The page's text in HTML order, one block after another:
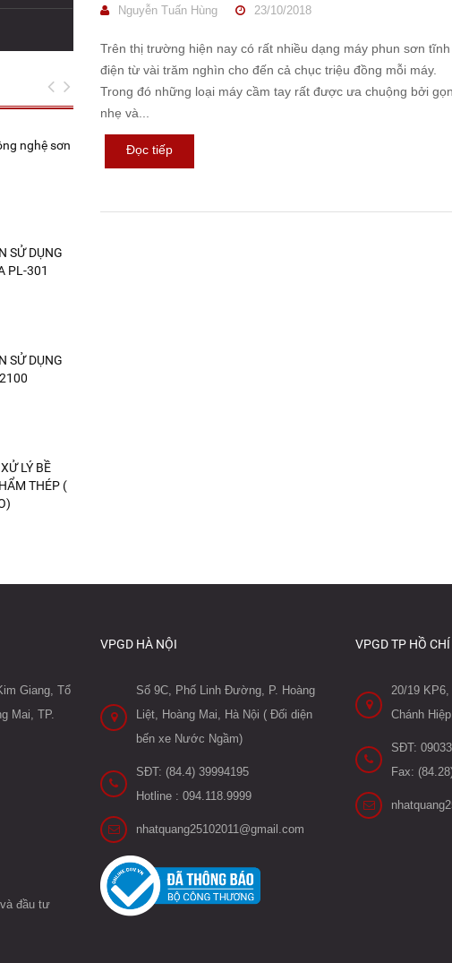
Nguyễn Tuấn Hùng 23/10/2018
Trên thị trường hiện nay có rất nhiều dạng máy phun sơn tĩnh
điện từ vài trăm nghìn cho đến cả chục triệu đồng mỗi máy.
Trong đó những loại máy cầm tay rất được ưa chuộng bởi gọn
nhẹ và...
Đọc tiếp
nghệ sơn
SỬ DỤNG
PL-301
SỬ DỤNG
LÝ BỀ
THÉP (
QUY TRÌNH SƠN TĨNH
Giang, Tổ
Mai, TP.
đầu tư
VPGD HÀ NỘI
Số 9C, Phố Linh Đường, P. Hoàng
Liệt, Hoàng Mai, Hà Nội ( Đối diện
bến xe Nước Ngầm)
SĐT: (84.4) 39994195
Hotline : 094.118.9999
nhatquang25102011@gmail.com
VPGD TP HỒ
20/19
Chánh
SĐT:
Fax: